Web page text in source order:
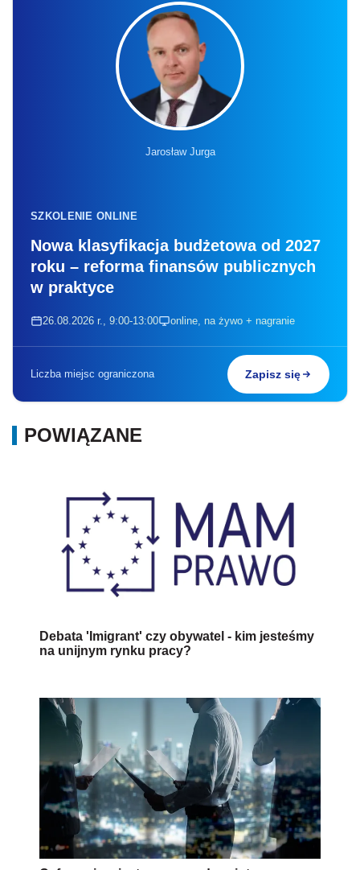
Jarosław Jurga
SZKOLENIE ONLINE
Nowa klasyfikacja budżetowa od 2027
roku – reforma finansów publicznych
w praktyce
26.08.2026 r., 9:00-13:00 online, na żywo + nagranie
Liczba miejsc ograniczona Zapisz się
POWIĄZANE
Debata 'Imigrant' czy obywatel - kim jesteśmy
na unijnym rynku pracy?